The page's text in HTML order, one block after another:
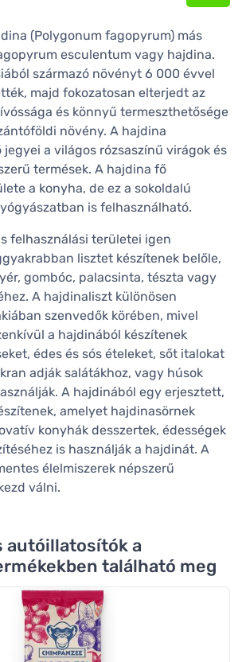
(Polygonum fagopyrum) más
esculentum vagy hajdina.
származó növényt 6 000 évvel
majd fokozatosan elterjedt az
és könnyű termeszthetősége
növény. A hajdina
a világos rózsaszínű virágok és
termések. A hajdina fő
a konyha, de ez a sokoldalú
is felhasználható.
felhasználási területei igen
lisztet készítenek belőle,
gombóc, palacsinta, tészta vagy
A hajdinaliszt különösen
szenvedők körében, mivel
a hajdinából készítenek
édes és sós ételeket, sőt italokat
adják salátákhoz, vagy húsok
A hajdinából egy erjesztett,
amelyet hajdinasörnek
konyhák desszertek, édességek
is használják a hajdinát. A
élelmiszerek népszerű
válni.
autóillatosítók a
található meg